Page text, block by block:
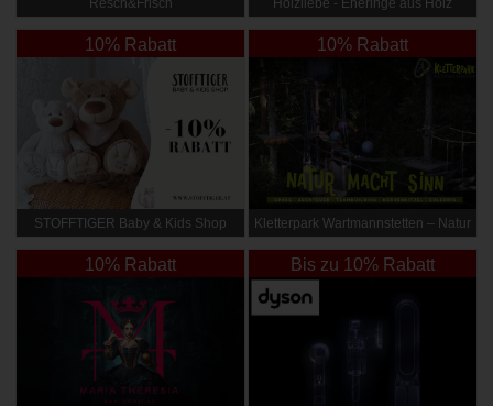
Resch&Frisch Holzliebe - Eheringe aus Holz
10% Rabatt
STOFFTIGER Baby & Kids Shop
10% Rabatt
Kletterpark Wartmannstetten – Natur
10% Rabatt Bis zu 10% Rabatt